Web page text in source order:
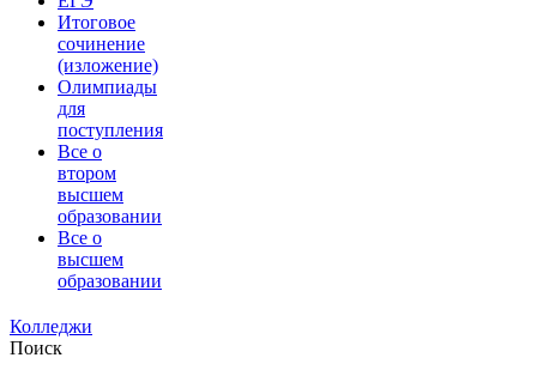
Итоговое
сочинение
(изложение)
Олимпиады
для
поступления
Все о
втором
высшем
образовании
Все о
высшем
образовании
Колледжи
Поиск